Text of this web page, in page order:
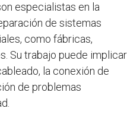
especialistas en la
de sistemas
como fábricas,
Su trabajo puede implicar
la conexión de
de problemas